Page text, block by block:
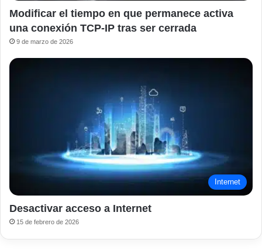
Modificar el tiempo en que permanece activa
una conexión TCP-IP tras ser cerrada
9 de marzo de 2026
Internet
Desactivar acceso a Internet
15 de febrero de 2026